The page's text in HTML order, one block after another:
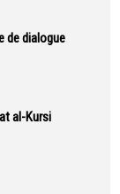
de dialogue
al-Kursi